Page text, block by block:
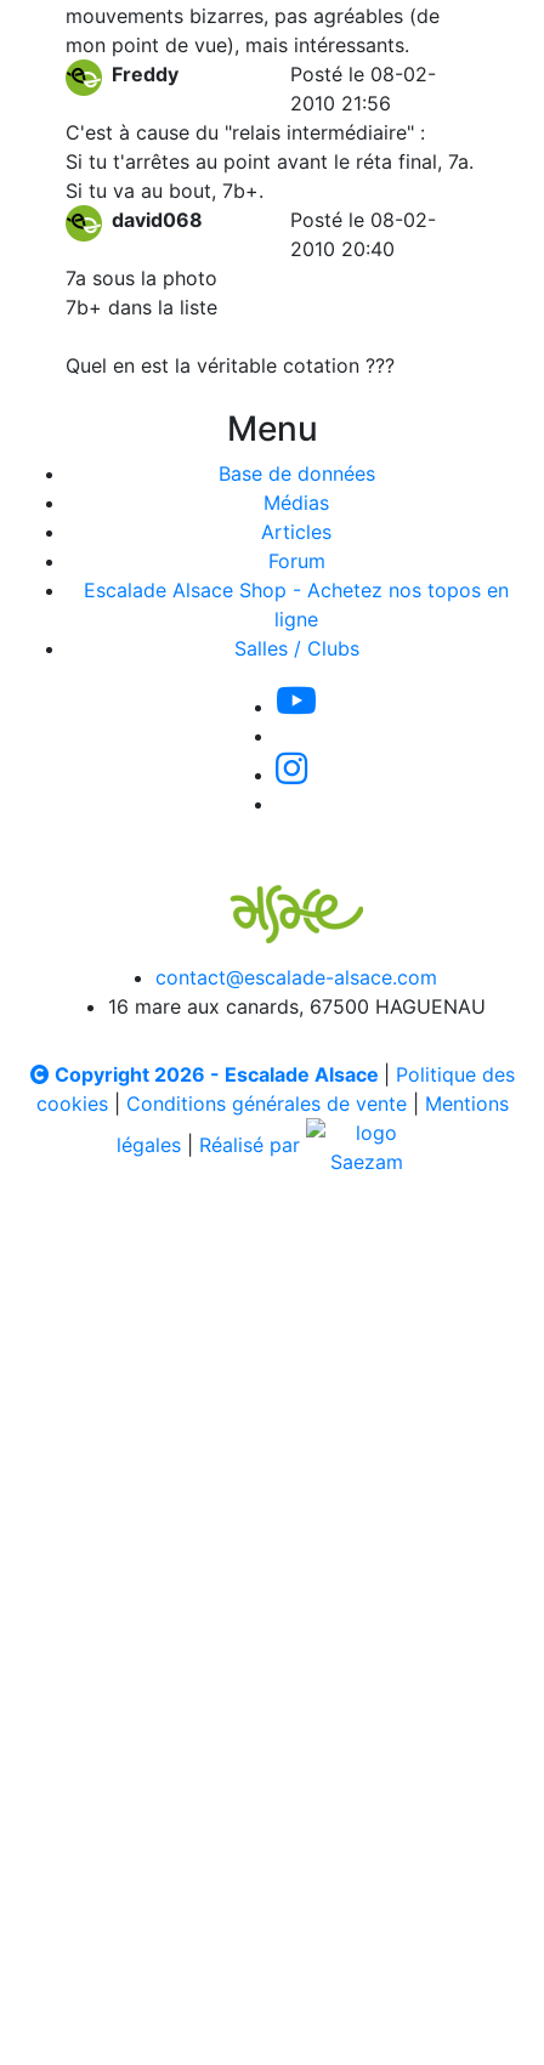
mouvements bizarres, pas agréables (de
mon point de vue), mais intéressants.
Freddy
Posté le 08-02-
2010 21:56
C'est à cause du "relais intermédiaire" :
Si tu t'arrêtes au point avant le réta final, 7a.
Si tu va au bout, 7b+.
david068
Posté le 08-02-
2010 20:40
7a sous la photo
7b+ dans la liste
Quel en est la véritable cotation ???
Menu
Base de données
Médias
Articles
Forum
Escalade Alsace Shop - Achetez nos topos en
ligne
Salles / Clubs
contact@escalade-alsace.com
16 mare aux canards, 67500 HAGUENAU
Copyright 2026 - Escalade Alsace
Politique des
cookies| Conditions générales de vente| Mentions
légales
Réalisé par